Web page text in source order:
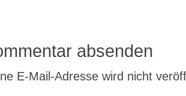
absenden
E-Mail-Adresse wird nicht